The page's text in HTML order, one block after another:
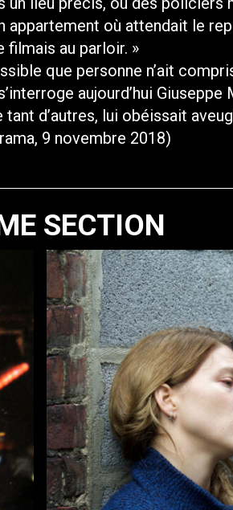
appartement où attendait le
filmais au parloir. »
que personne n’ait
aujourd’hui Giuseppe
d’autres, lui obéissait
9 novembre 2018)
SECTION